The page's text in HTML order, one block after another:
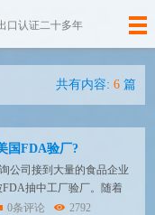
口认证二十多年
共有内容: 6 篇
国FDA验厂?
公司接到大量的食品企业
抽中工厂验厂。随着
，抽样验厂的频次加大，
0条评论 2792